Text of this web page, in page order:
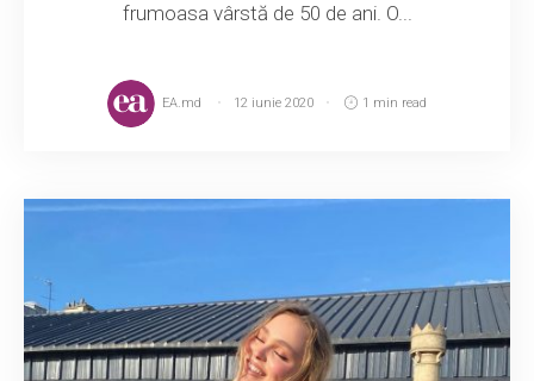
frumoasa vârstă de 50 de ani. O...
EA.md 12 iunie 2020 1 min read